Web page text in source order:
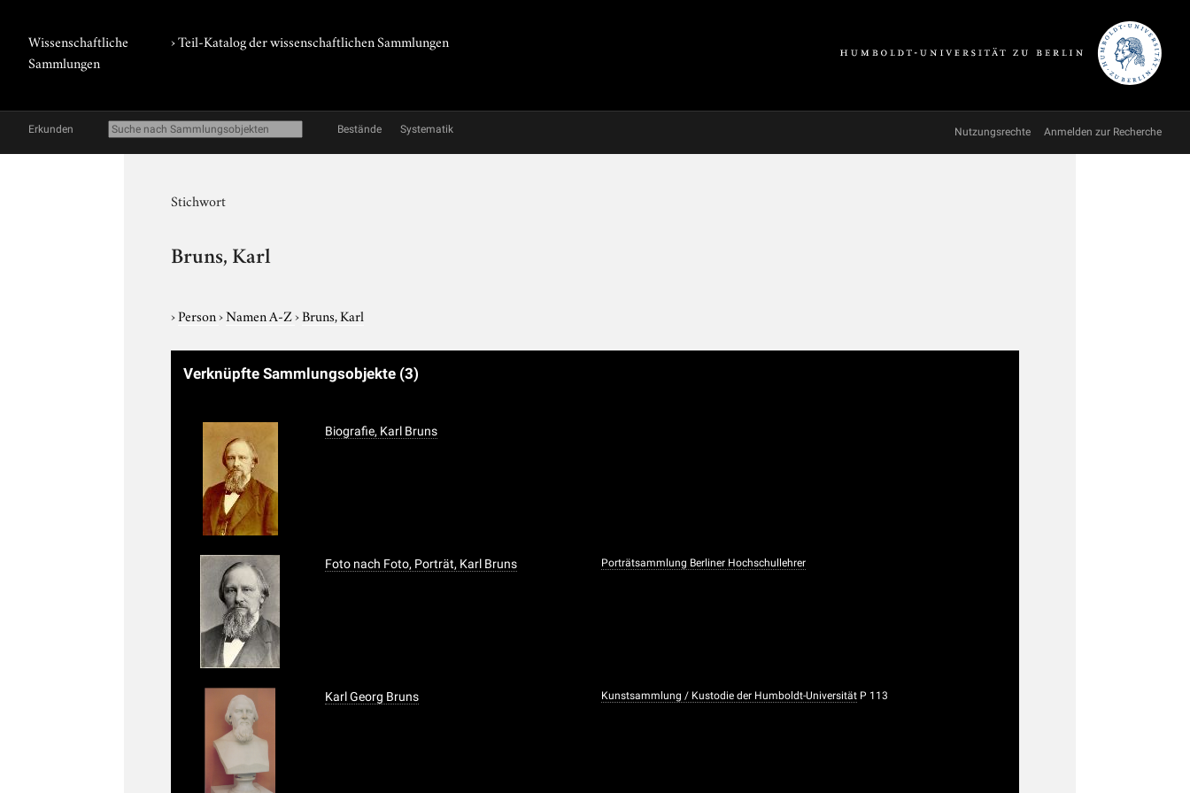
Wissenschaftliche
Sammlungen
› Teil-Katalog der wissenschaftlichen Sammlungen
Erkunden Bestände Systematik Nutzungsrechte Anmelden zur Recherche
Stichwort
Bruns, Karl
›Person›Namen A-Z›Bruns, Karl
Verknüpfte Sammlungsobjekte (3)
Biografie, Karl Bruns
Foto nach Foto, Porträt, Karl Bruns Porträtsammlung Berliner Hochschullehrer
Karl Georg Bruns Kunstsammlung / Kustodie der Humboldt-Universität P 113